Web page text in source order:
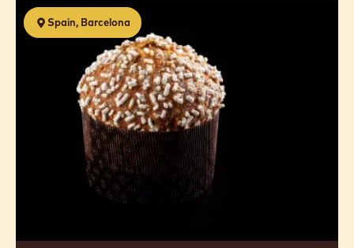
Spain, Barcelona
Piezas
de